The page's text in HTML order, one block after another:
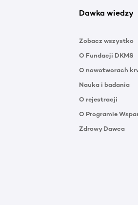
Dawka wiedzy
Zobacz wszystko
O Fundacji DKMS
O nowotworach
Nauka i badania
O rejestracji
O Programie
Zdrowy Dawca